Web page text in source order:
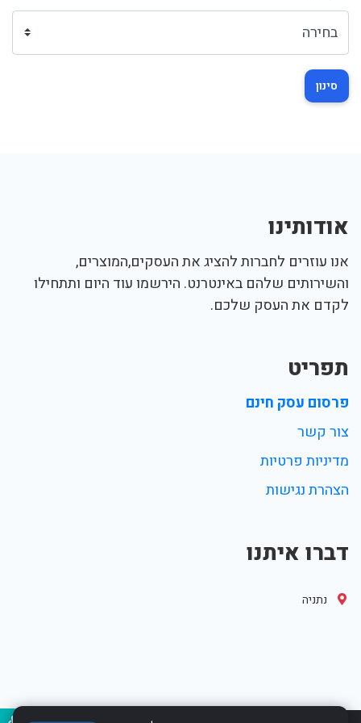
סינון
אודותינו
אנו עוזרים לחברות להציג את העסקים,המוצרים,
והשירותים שלהם באינטרנט. הירשמו עוד היום ותתחילו
לקדם את העסק שלכם.
תפריט
פרסום עסק חינם
צור קשר
מדיניות פרטיות
הצהרת נגישות
דברו איתנו
נתניה